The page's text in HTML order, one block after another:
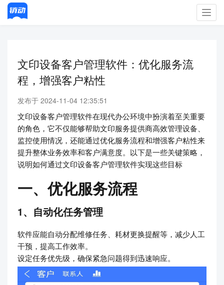
文印设备客户管理软件：优化服务流
程，增强客户粘性
发布于 2024-11-04 12:35:51
文印设备客户管理软件在现代办公环境中扮演着至关重要
的角色，它不仅能够帮助文印服务提供商高效管理设备、
监控使用情况，还能通过优化服务流程和增强客户粘性来
提升整体业务效率和客户满意度。以下是一些关键策略，
说明如何通过文印设备客户管理软件实现这些目标
一、优化服务流程
1、自动化任务管理
软件应能自动分配维修任务、耗材更换提醒等，减少人工
干预，提高工作效率。
设定任务优先级，确保紧急问题得到迅速响应。